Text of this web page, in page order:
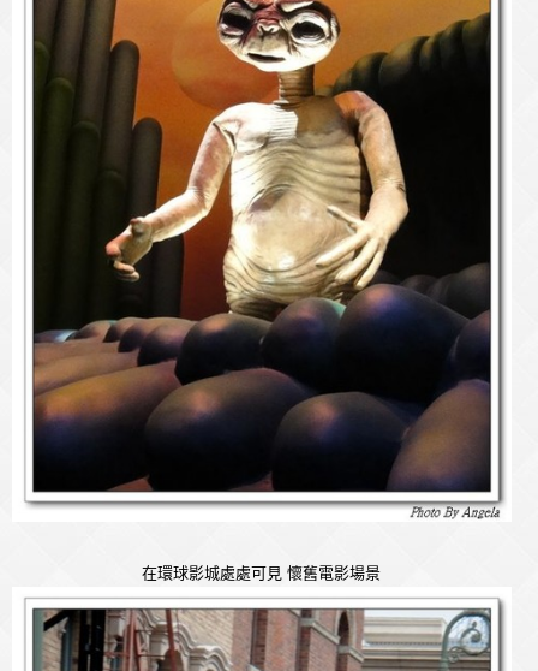
在環球影城處處可見 懷舊電影場景